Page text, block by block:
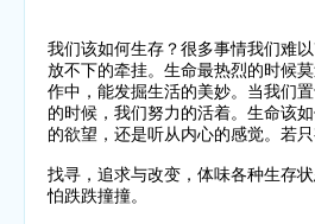
我们该如何生存？很多事情我们难
放不下的牵挂。生命最热烈的时候
作中，能发掘生活的美妙。当我们
的时候，我们努力的活着。生命该
的欲望，还是听从内心的感觉。若
找寻，追求与改变，体味各种生存
怕跌跌撞撞。